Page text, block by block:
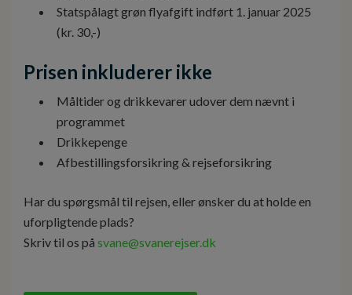
Statspålagt grøn flyafgift indført 1. januar 2025
(kr. 30,-)
Prisen inkluderer ikke
Måltider og drikkevarer udover dem nævnt i
programmet
Drikkepenge
Afbestillingsforsikring & rejseforsikring
Har du spørgsmål til rejsen, eller ønsker du at holde en
uforpligtende plads?
Skriv til os på svane@svanerejser.dk